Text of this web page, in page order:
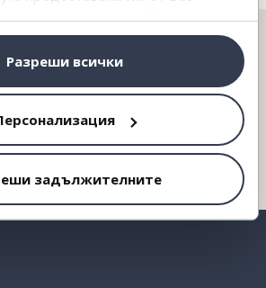
такава, която са събрали от
страна на услугите им.
Разреши всички
задължителните
ТОВА, КОЕТО ТЪРСИШ?
сме и ще ти съдействаме.
Свържи се с нас